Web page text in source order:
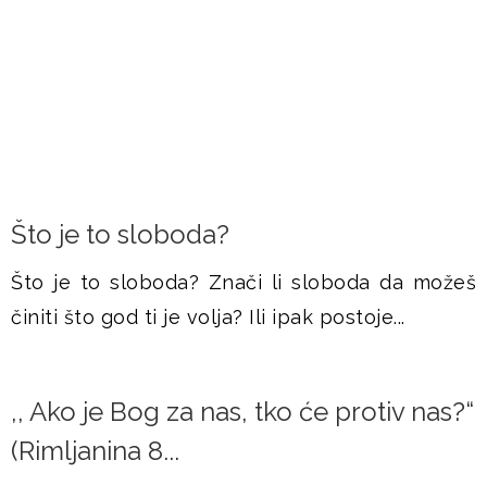
Što je to sloboda?
Što je to sloboda? Znači li sloboda da možeš
činiti što god ti je volja? Ili ipak postoje...
,, Ako je Bog za nas, tko će protiv nas?“
(Rimljanina 8...